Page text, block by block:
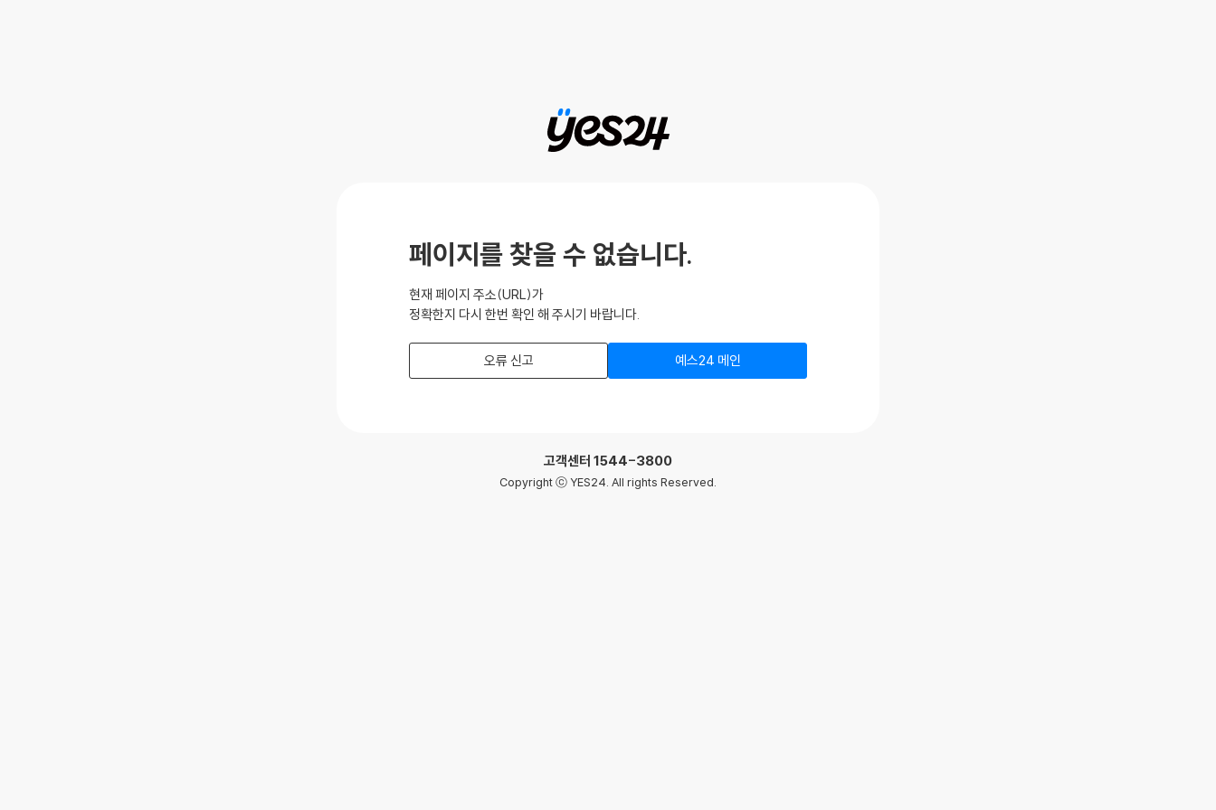
페이지를 찾을 수 없습니다.
현재 페이지 주소(URL)가
정확한지 다시 한번 확인 해 주시기 바랍니다.
오류 신고 예스24 메인
고객센터 1544-3800
Copyright ⓒ YES24. All rights Reserved.